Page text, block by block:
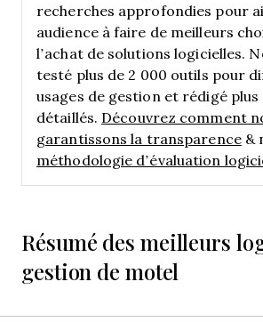
recherches approfondies pour
audience à faire de meilleurs
l’achat de solutions logicielles.
testé plus de 2 000 outils pour
usages de gestion et rédigé plus
détaillés. Découvrez comment
garantissons la transparence&
méthodologie d’évaluation
Résumé des meilleurs
gestion de motel